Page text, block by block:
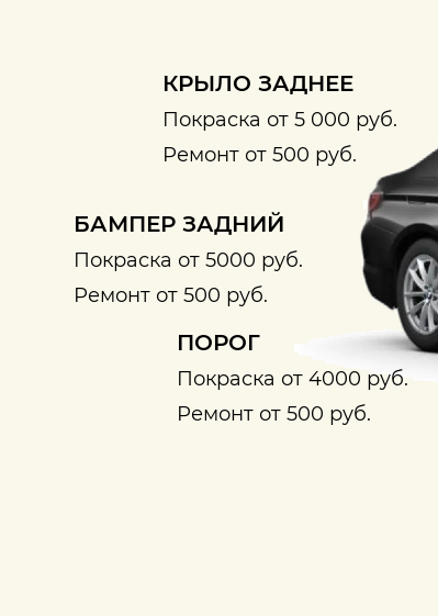
КРЫЛО ЗАДНЕЕ
Покраска от 5 000 руб.
Ремонт от 500 руб.
БАМПЕР ЗАДНИЙ
Покраска от 5000 руб.
Ремонт от 500 руб.
ПОРОГ
Покраска от 4000 руб.
Ремонт от 500 руб.